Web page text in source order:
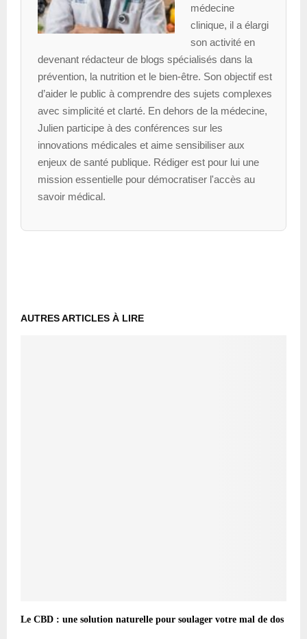
médecine
clinique, il a élargi
son activité en
devenant rédacteur de blogs spécialisés dans la
prévention, la nutrition et le bien-être. Son objectif est
d’aider le public à comprendre des sujets complexes
avec simplicité et clarté. En dehors de la médecine,
Julien participe à des conférences sur les
innovations médicales et aime sensibiliser aux
enjeux de santé publique. Rédiger est pour lui une
mission essentielle pour démocratiser l'accès au
savoir médical.
AUTRES ARTICLES À LIRE
Le CBD : une solution naturelle pour soulager votre mal de dos